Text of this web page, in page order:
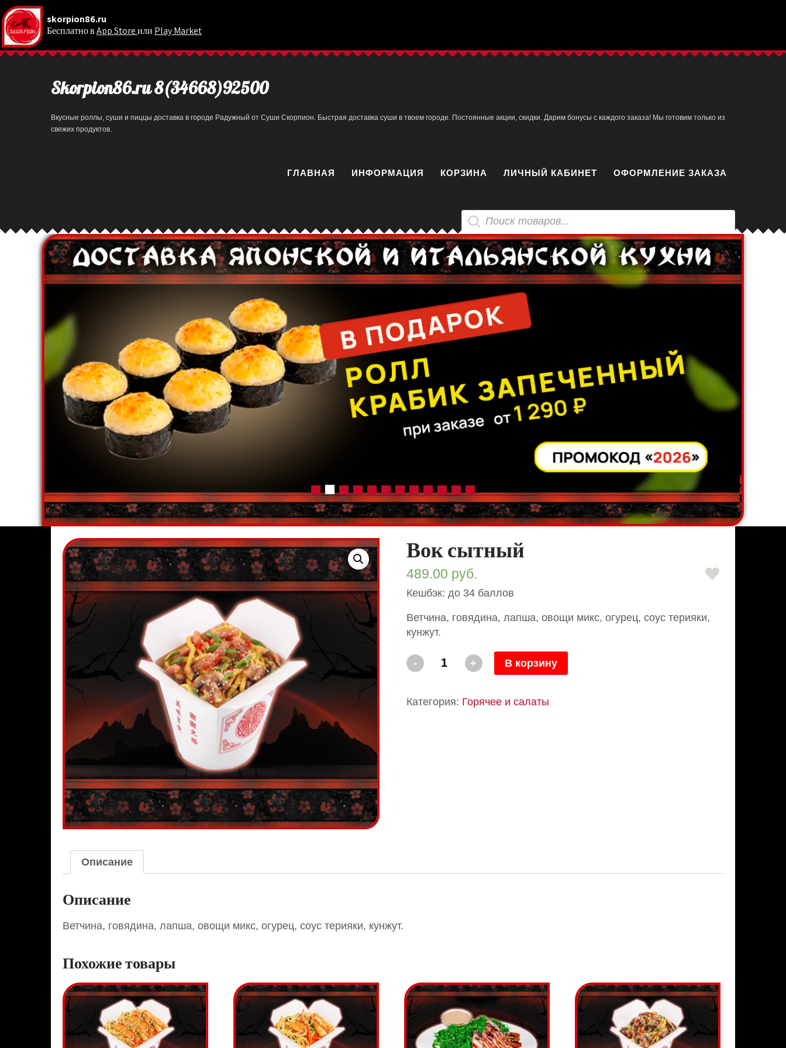
skorpion86.ru
Бесплатно вApp Storeили Play Market
Skorpion86.ru 8(34668)92500
Вкусные роллы, суши и пиццы доставка в городе Радужный от Суши Скорпион. Быстрая доставка суши в твоем городе. Постоянные акции, скидки. Дарим бонусы с каждого заказа! Мы готовим только из
свежих продуктов.
ГЛАВНАЯ ИНФОРМАЦИЯ КОРЗИНА ЛИЧНЫЙ КАБИНЕТ ОФОРМЛЕНИЕ ЗАКАЗА
Поиск
товаров
Вок сытный
489.00 руб.
Кешбэк: до 34 баллов
Ветчина, говядина, лапша, овощи микс, огурец, соус терияки,
кунжут.
Количество
Вок
- + В корзину
Категория: Горячее и салаты
Описание
Описание
Ветчина, говядина, лапша, овощи микс, огурец, соус терияки, кунжут.
Похожие товары